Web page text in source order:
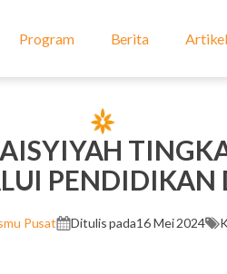
Program Berita Artikel
Pusat Ditulis pada16 Mei 2024